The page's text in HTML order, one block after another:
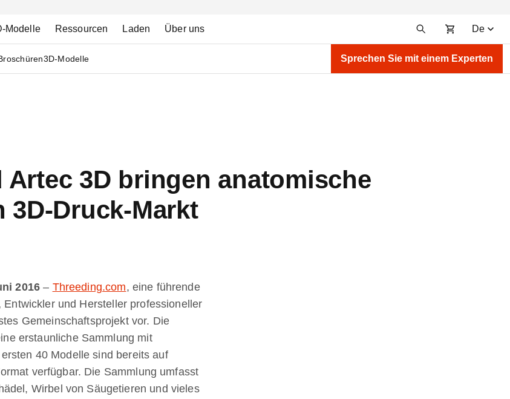
Modelle Ressourcen Laden Über uns De
3D-Modelle Sprechen Sie mit einem Experten
3D bringen anatomische
3D-Druck-Markt
2016 – Threeding.com, eine führende
Entwickler und Hersteller professioneller
Gemeinschaftsprojekt vor. Die
erstaunliche Sammlung mit
40 Modelle sind bereits auf
verfügbar. Die Sammlung umfasst
Wirbel von Säugetieren und vieles